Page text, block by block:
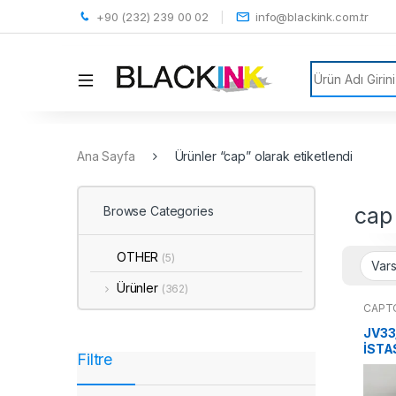
+90 (232) 239 00 02 info@blackink.com.tr
Search for:
Ana Sayfa Ürünler “cap” olarak etiketlendi
cap
Browse Categories
OTHER (5)
Ürünler (362)
Filtre